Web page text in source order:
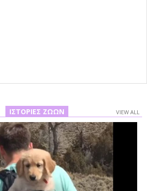
ΙΣΤΟΡΊΕΣ ΖΏΩΝ VIEW ALL